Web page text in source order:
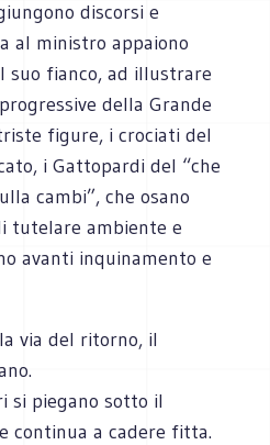
discorsi e
al ministro appaiono
fianco, ad illustrare
della Grande
figure, i crociati del
i Gattopardi del “che
cambi”, che osano
tutelare ambiente e
avanti inquinamento e
via del ritorno, il
si piegano sotto il
continua a cadere fitta.